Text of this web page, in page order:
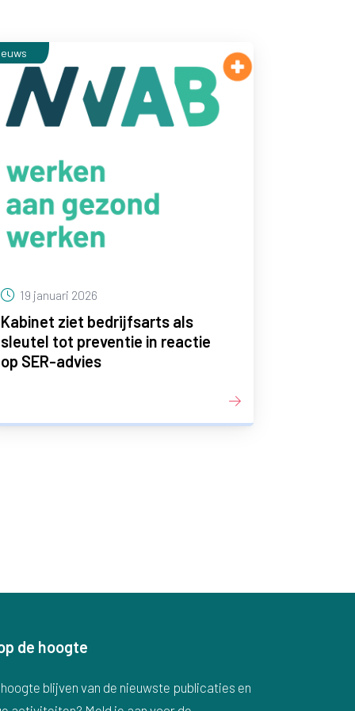
Kabinet ziet bedrijfsarts als
sleutel tot preventie in reactie
op SER-advies
19 januari 2026
de hoogte
hoogte blijven van de nieuwste publicaties en